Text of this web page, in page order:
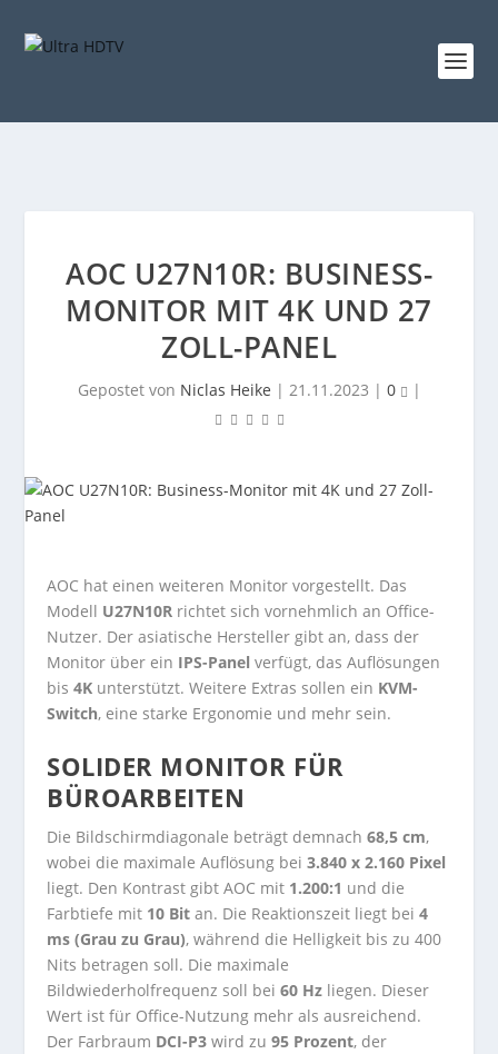
AOC U27N10R: BUSINESS-
MONITOR MIT 4K UND 27
ZOLL-PANEL
Gepostet von Niclas Heike | 21.11.2023 | 0 |
AOC hat einen weiteren Monitor vorgestellt. Das
Modell U27N10R richtet sich vornehmlich an Office-
Nutzer. Der asiatische Hersteller gibt an, dass der
Monitor über ein IPS-Panelverfügt, das Auflösungen
bis4K unterstützt. Weitere Extras sollen ein KVM-
Switch, eine starke Ergonomie und mehr sein.
SOLIDER MONITOR FÜR
BÜROARBEITEN
Die Bildschirmdiagonale beträgt demnach68,5 cm,
wobei die maximale Auflösung bei 3.840 x 2.160 Pixel
liegt. Den Kontrast gibt AOC mit 1.200:1 und die
Farbtiefe mit 10 Bit an. Die Reaktionszeit liegt bei4
ms (Grau zu Grau), während die Helligkeit bis zu 400
Nits betragen soll. Die maximale
Bildwiederholfrequenz soll bei 60 Hz liegen. Dieser
Wert ist für Office-Nutzung mehr als ausreichend.
Der Farbraum DCI-P3 wird zu95 Prozent, der